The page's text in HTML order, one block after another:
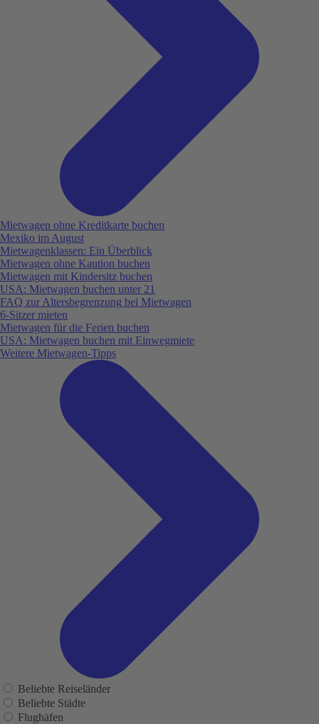
Mietwagen ohne Kreditkarte buchen
Mexiko im August
Mietwagenklassen: Ein Überblick
Mietwagen ohne Kaution buchen
Mietwagen mit Kindersitz buchen
USA: Mietwagen buchen unter 21
FAQ zur Altersbegrenzung bei Mietwagen
6-Sitzer mieten
Mietwagen für die Ferien buchen
USA: Mietwagen buchen mit Einwegmiete
Weitere Mietwagen-Tipps
Beliebte Reiseländer
Beliebte Städte
Flughäfen